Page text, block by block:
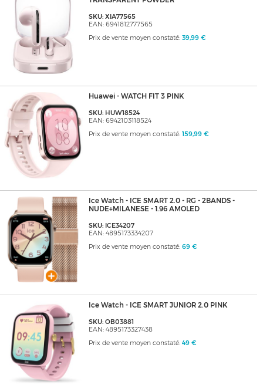
SKU: XIA77565
EAN: 6941812777565
Prix de vente moyen constaté: 39,99 €
Huawei - WATCH FIT 3 PINK
SKU: HUW18524
EAN: 6942103118524
Prix de vente moyen constaté: 159,99 €
Ice Watch - ICE SMART 2.0 - RG - 2BANDS -
NUDE+MILANESE - 1.96 AMOLED
SKU: ICE34207
EAN: 4895173334207
Prix de vente moyen constaté: 69 €
Ice Watch - ICE SMART JUNIOR 2.0 PINK
SKU: OB03881
EAN: 4895173327438
Prix de vente moyen constaté: 49 €